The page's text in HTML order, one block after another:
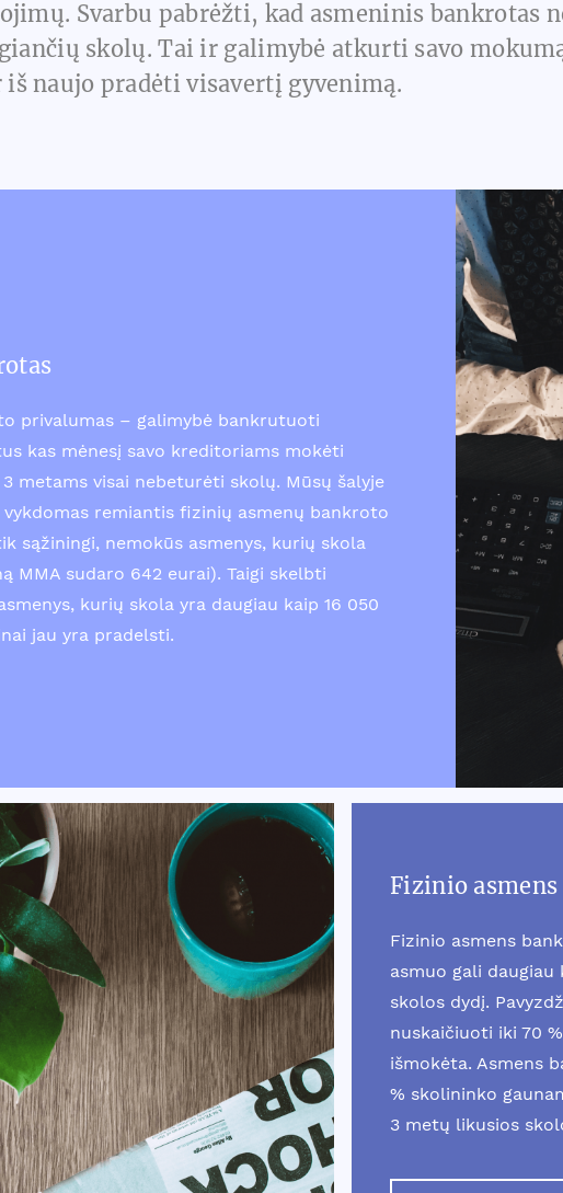
Svarbu pabrėžti, kad asmeninis bankrotas
skolų. Tai ir galimybė atkurti savo
naujo pradėti visavertį gyvenimą.
privalumas – galimybė bankrutuoti
kas mėnesį savo kreditoriams mokėti
metams visai nebeturėti skolų. Mūsų šalyje
remiantis fizinių asmenų bankroto
sąžiningi, nemokūs asmenys, kurių skola
MMA sudaro 642 eurai). Taigi skelbti
kurių skola yra daugiau kaip 16 050
jau yra pradelsti.
Fizinio
Fizinio asmens
asmuo gali
skolos dydį.
nuskaičiuoti iki 70
išmokėta. Asmens
% skolininko
3 metų likusios